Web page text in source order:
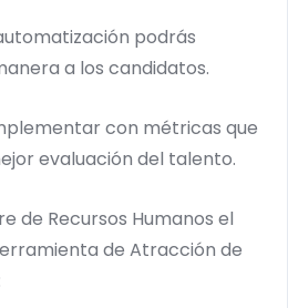
podrás
a los candidatos.
con métricas que
evaluación del talento.
de Recursos Humanos el
de Atracción de